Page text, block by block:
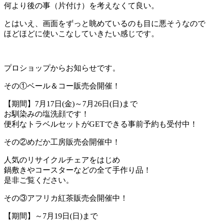
何より後の事（片付け）を考えなくて良い。
とはいえ、画面をずっと眺めているのも目に悪そうなので
ほどほどに使いこなしていきたい感じです。
プロショップからお知らせです。
その①ベール＆コー販売会開催！
【期間】7月17日(金)～7月26日(日)まで
お馴染みの塩洗顔です！
便利なトラベルセットがGETできる事前予約も受付中！
その②めだか工房販売会開催中！
人気のリサイクルチェアをはじめ
鍋敷きやコースターなどの全て手作り品！
是非ご覧ください。
その③アフリカ紅茶販売会開催中！
【期間】～7月19日(日)まで